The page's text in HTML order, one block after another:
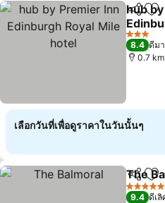
แชร์ เ
hub
hotel
3 ดาว
8.4 ดีม
0.7
เลือกวันที่เพื่อดูราคาในวันนั้นๆ
แชร์ เ
The
5 ดาว
9.4 ดีเลิ